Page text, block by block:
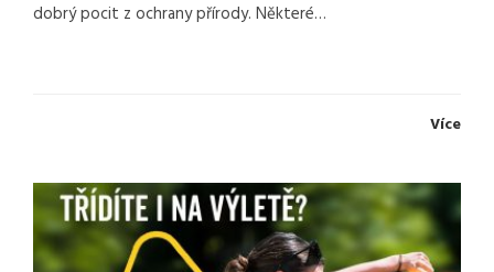
dobrý pocit z ochrany přírody. Některé…
Více